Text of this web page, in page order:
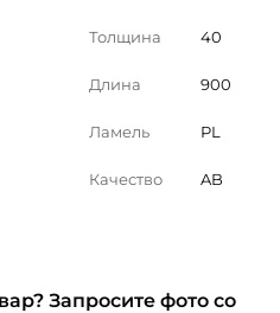
Толщина 40
Длина 900
Ламель PL
Качество AB
Запросите фото со